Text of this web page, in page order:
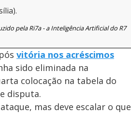
pela Ri7a - a Inteligência Artificial do R7
vitória nos acréscimos
sido eliminada na
colocação na tabela do
disputa.
mas deve escalar o que